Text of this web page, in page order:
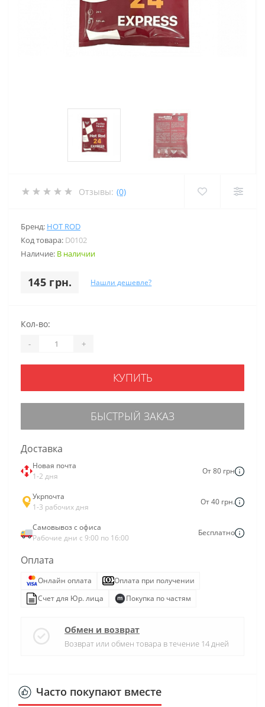
Отзывы: (0)
Бренд: HOT ROD
Код товара: D0102
Наличие: В наличии
145 грн. Нашли дешевле?
Кол-во:
- +
КУПИТЬ
БЫСТРЫЙ ЗАКАЗ
Доставка
Новая почта
1-2 дня
От 80 грн
Укрпочта
1-3 рабочих дня
От 40 грн.
Самовывоз с офиса
Рабочие дни с 9:00 по 16:00
Бесплатно
Оплата
Онлайн оплата
Оплата при получении
Счет для Юр. лица
Покупка по частям
Обмен и возврат
Возврат или обмен товара в течение 14 дней
Часто покупают вместе